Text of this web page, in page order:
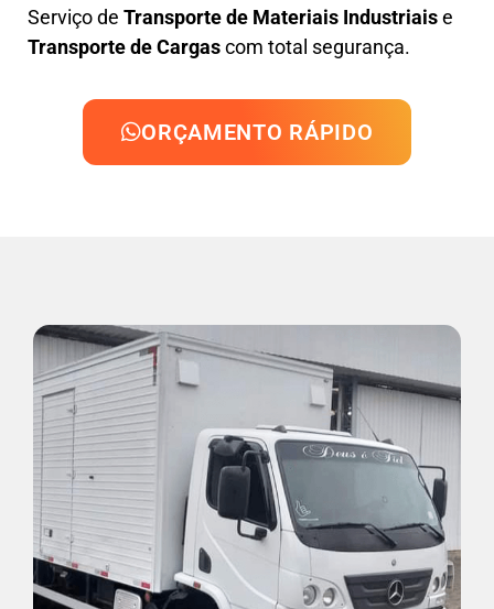
Serviço de Transporte de Materiais Industriaise
Transporte de Cargascom total segurança.
ORÇAMENTO RÁPIDO